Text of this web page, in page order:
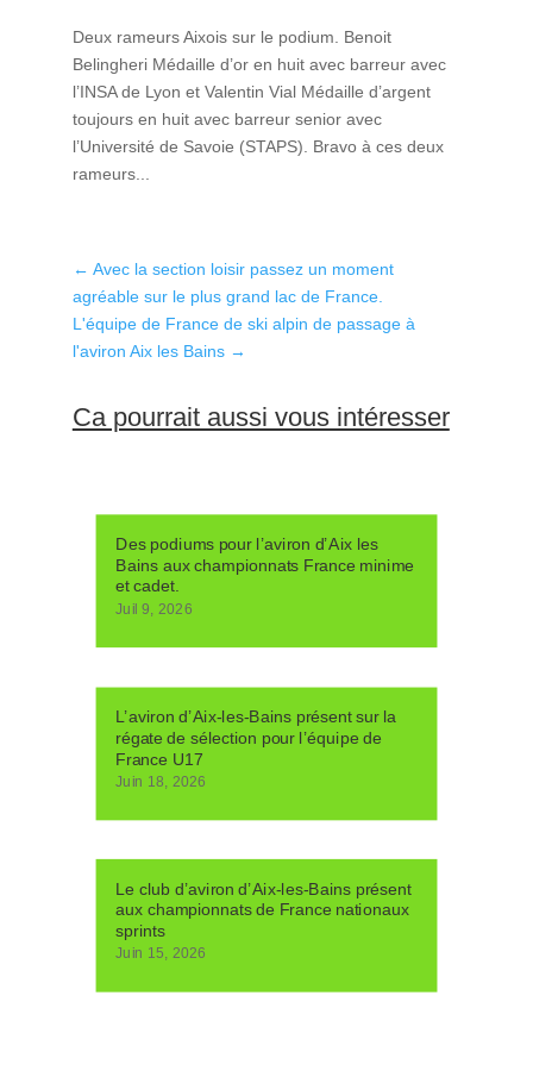
Deux rameurs Aixois sur le podium. Benoit
Belingheri Médaille d’or en huit avec barreur avec
l’INSA de Lyon et Valentin Vial Médaille d’argent
toujours en huit avec barreur senior avec
l’Université de Savoie (STAPS). Bravo à ces deux
rameurs...
← Avec la section loisir passez un moment
agréable sur le plus grand lac de France.
L'équipe de France de ski alpin de passage à
l'aviron Aix les Bains→
Ca pourrait aussi vous intéresser
Des podiums pour l’aviron d’Aix les
Bains aux championnats France minime
et cadet.
Juil 9, 2026
L’aviron d’Aix-les-Bains présent sur la
régate de sélection pour l’équipe de
France U17
Juin 18, 2026
Le club d’aviron d’Aix-les-Bains présent
aux championnats de France nationaux
sprints
Juin 15, 2026